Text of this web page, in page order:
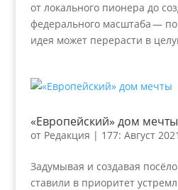
от локального пионера до
федерального масштаба —
идея может перерасти в
«Европейский» дом мечты
от Редакция | 177: Август 2021
Задумывая и создавая
ставили в приоритет